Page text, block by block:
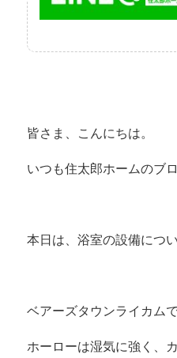
皆さま、こんにちは。
いつも住太郎ホームのブ
本日は、浴室の設備につ
ベアーズタウンライカム
ホーローは湿気に強く、